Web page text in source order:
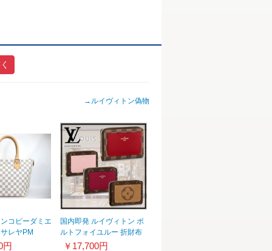
→ ルイヴィトン偽物
コピーダミエ
レヤPM
円
国内即発 ルイヴィトン ポ
ルトフォイユルー 折財布
コピー M81461
￥17,700円